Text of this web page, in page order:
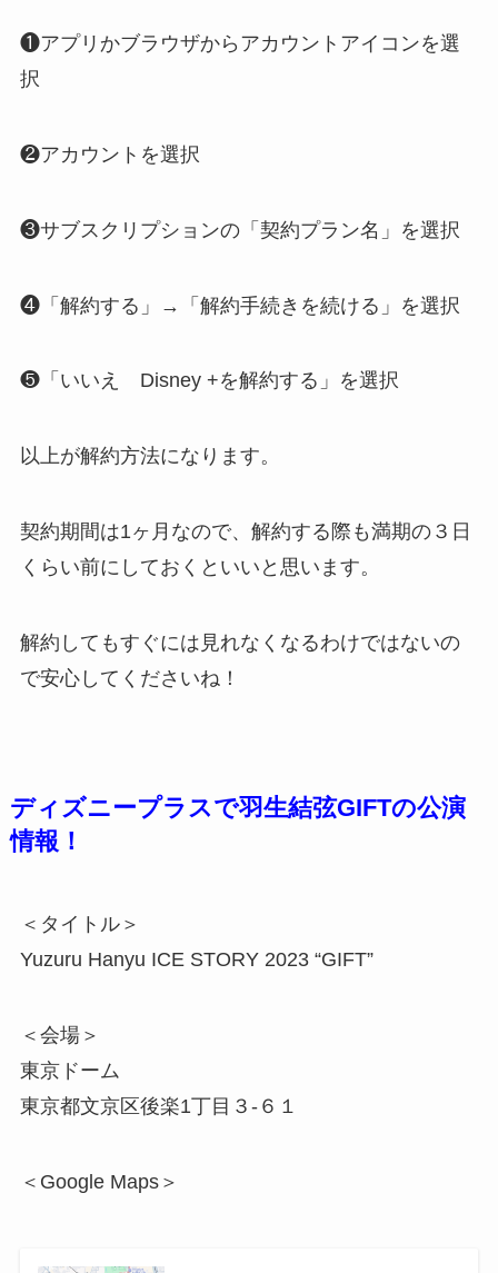
❶アプリかブラウザからアカウントアイコンを選
択
❷アカウントを選択
❸サブスクリプションの「契約プラン名」を選択
❹「解約する」→「解約手続きを続ける」を選択
❺「いいえ Disney +を解約する」を選択
以上が解約方法になります。
契約期間は1ヶ月なので、解約する際も満期の３日
くらい前にしておくといいと思います。
解約してもすぐには見れなくなるわけではないの
で安心してくださいね！
ディズニープラスで羽生結弦GIFTの公演
情報！
＜タイトル＞
Yuzuru Hanyu ICE STORY 2023 “GIFT”
＜会場＞
東京ドーム
東京都文京区後楽1丁目３-６１
＜Google Maps＞